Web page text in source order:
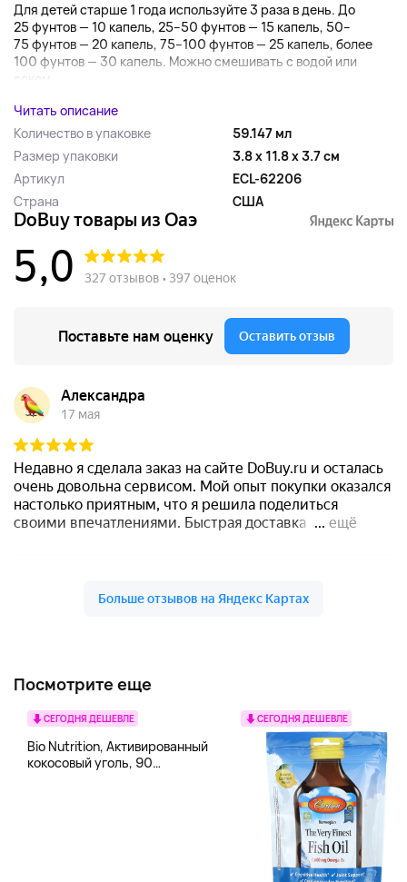
Для детей старше 1 года используйте 3 раза в день. До
25 фунтов — 10 капель, 25–50 фунтов — 15 капель, 50–
75 фунтов — 20 капель, 75–100 фунтов — 25 капель, более
100 фунтов — 30 капель. Можно смешивать с водой или
соком. ...
Читать описание
Количество в упаковке
59.147 мл
Размер упаковки
3.8 x 11.8 x 3.7 см
Артикул
ECL-62206
Страна
США
Посмотрите еще
СЕГОДНЯ ДЕШЕВЛЕ
Bio Nutrition, Активированный
кокосовый уголь, 90
СЕГОДНЯ ДЕШЕВЛЕ